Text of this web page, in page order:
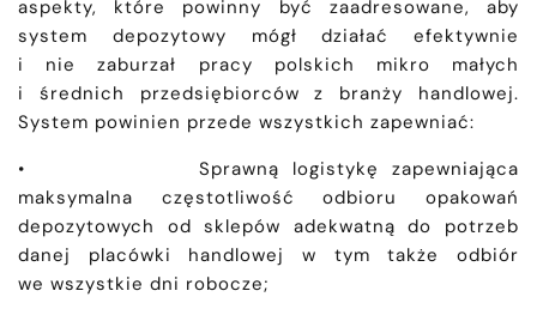
aspekty, które powinny być zaadresowane, aby
system depozytowy mógł działać efektywnie
i nie zaburzał pracy polskich mikro małych
i średnich przedsiębiorców z branży handlowej.
System powinien przede wszystkich zapewniać:
• Sprawną logistykę zapewniająca
maksymalna częstotliwość odbioru opakowań
depozytowych od sklepów adekwatną do potrzeb
danej placówki handlowej w tym także odbiór
we wszystkie dni robocze;